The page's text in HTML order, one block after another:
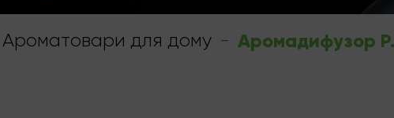
Ароматовари для дому - Аромадифузор P.